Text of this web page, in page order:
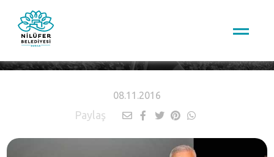
08.11.2016
Paylaş